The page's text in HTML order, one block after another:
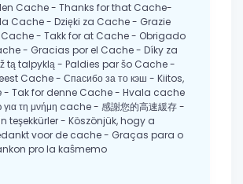
Cache - Thanks for that Cache-
Cache - Dzięki za Cache - Grazie
- Takk for at Cache - Obrigado
- Gracias por el Cache - Díky za
tą talpyklą - Paldies par šo Cache -
Cache - Спасибо за то кэш - Kiitos,
- Tak for denne Cache - Hvala cache
για τη μνήμη cache - 感謝您的高速緩存 -
teşekkürler - Köszönjük, hogy a
voor de cache - Graças para o
pro la kaŝmemo